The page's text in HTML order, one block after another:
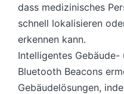
dass medizinisches
schnell lokalisieren
erkennen kann.
Intelligentes
Bluetooth Beacons
Gebäudelösungen,